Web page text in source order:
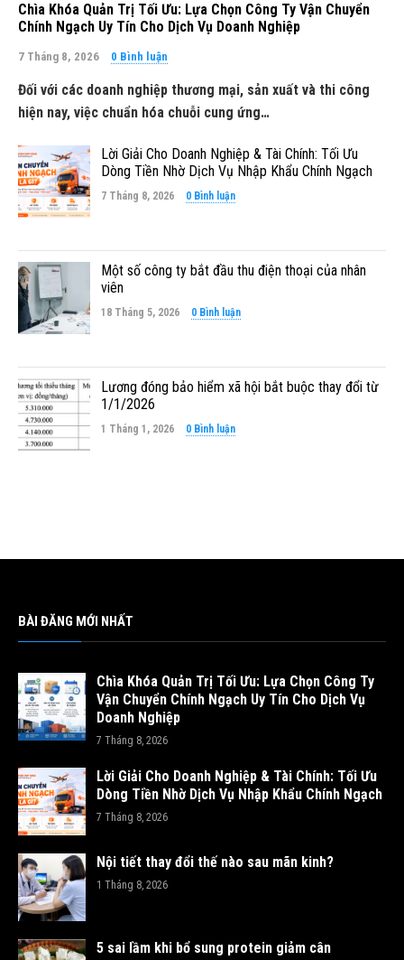
Chìa Khóa Quản Trị Tối Ưu: Lựa Chọn Công Ty Vận Chuyển
Chính Ngạch Uy Tín Cho Dịch Vụ Doanh Nghiệp
7 Tháng 8, 2026 0 Bình luận
Đối với các doanh nghiệp thương mại, sản xuất và thi công
hiện nay, việc chuẩn hóa chuỗi cung ứng…
Lời Giải Cho Doanh Nghiệp & Tài Chính: Tối Ưu
Dòng Tiền Nhờ Dịch Vụ Nhập Khẩu Chính Ngạch
7 Tháng 8, 2026 0 Bình luận
Một số công ty bắt đầu thu điện thoại của nhân
viên
18 Tháng 5, 2026 0 Bình luận
Lương đóng bảo hiểm xã hội bắt buộc thay đổi từ
1/1/2026
1 Tháng 1, 2026 0 Bình luận
BÀI ĐĂNG MỚI NHẤT
Chìa Khóa Quản Trị Tối Ưu: Lựa Chọn Công Ty
Vận Chuyển Chính Ngạch Uy Tín Cho Dịch Vụ
Doanh Nghiệp
7 Tháng 8, 2026
Lời Giải Cho Doanh Nghiệp & Tài Chính: Tối Ưu
Dòng Tiền Nhờ Dịch Vụ Nhập Khẩu Chính Ngạch
7 Tháng 8, 2026
Nội tiết thay đổi thế nào sau mãn kinh?
1 Tháng 8, 2026
5 sai lầm khi bổ sung protein giảm cân